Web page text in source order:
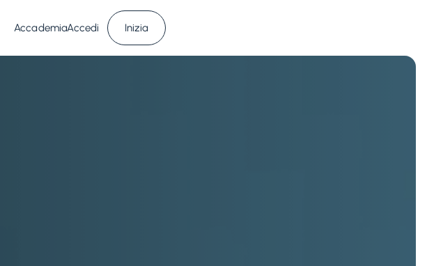
AccademiaAccedi Inizia